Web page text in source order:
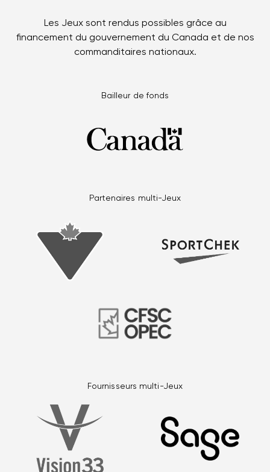
Les Jeux sont rendus possibles grâce au
financement du gouvernement du Canada et de nos
commanditaires nationaux.
Bailleur de fonds
Partenaires multi-Jeux
Fournisseurs multi-Jeux